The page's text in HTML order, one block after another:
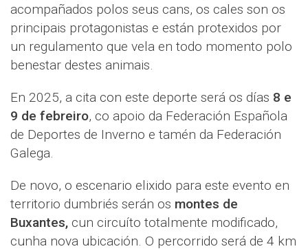
acompañados polos seus cans, os cales son os
principais protagonistas e están protexidos por
un regulamento que vela en todo momento polo
benestar destes animais.
En 2025, a cita con este deporte será os días 8 e
9 de febreiro, co apoio da Federación Española
de Deportes de Inverno e tamén da Federación
Galega.
De novo, o escenario elixido para este evento en
territorio dumbriés serán os montes de
Buxantes, cun circuíto totalmente modificado,
cunha nova ubicación. O percorrido será de 4 km